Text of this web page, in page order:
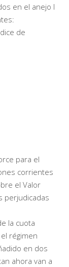
en el anejo I
para el
corrientes
el Valor
perjudicadas
la cuota
régimen
en dos
ahora van a